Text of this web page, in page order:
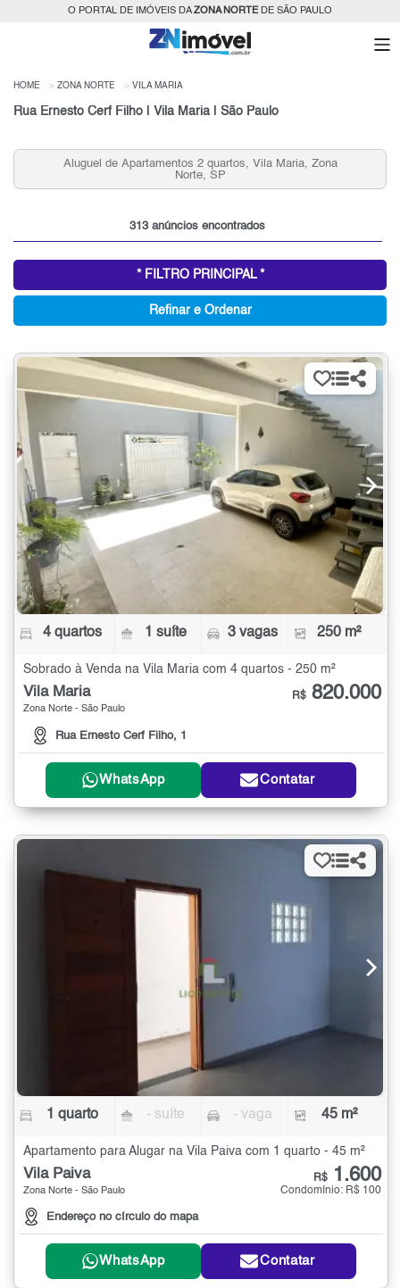
O PORTAL DE IMÓVEIS DAZONA NORTEDE SÃO PAULO
HOME ZONA NORTE VILA MARIA
Rua Ernesto Cerf Filho | Vila Maria | São Paulo
Casas que Aceitam Permuta na Vila Maria, Zona Norte,
SP para Venda
313 anúncios encontrados
* FILTRO PRINCIPAL *
Refinar e Ordenar
4 quartos 1 suíte 3 vagas 250 m²
Sobrado à Venda na Vila Maria com 4 quartos - 250 m²
Vila Maria
Zona Norte - São Paulo
Rua Ernesto Cerf Filho, 1
R$ 820.000
WhatsApp Contatar
1 quarto - suíte - vaga 45 m²
Apartamento para Alugar na Vila Paiva com 1 quarto - 45 m²
Vila Paiva
Zona Norte - São Paulo
Endereço no círculo do mapa
R$ 1.600
Condomínio: R$ 100
WhatsApp Contatar